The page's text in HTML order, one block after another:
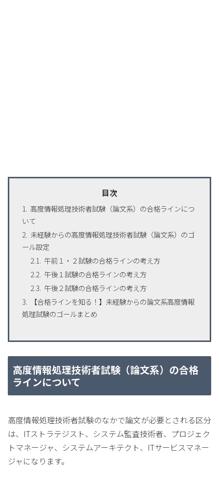
目次
高度情報処理技術者試験（論文系）の合格ラインにつ
いて
未経験からの高度情報処理技術者試験（論文系）のゴ
ール設定
午前１・２試験の合格ラインの考え方
午後１試験の合格ラインの考え方
午後２試験の合格ラインの考え方
【合格ラインを知る！】未経験からの論文系高度情報
処理試験のゴールまとめ
高度情報処理技術者試験（論文系）の合格
ラインについて
高度情報処理技術者試験のなかで論文が必要とされる区分
は、ITストラテジスト、システム監査技術者、プロジェク
トマネージャ、システムアーキテクト、ITサービスマネー
ジャになります。